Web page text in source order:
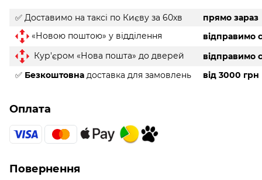
✅ Доставимо на таксі по Києву за 60хв
прямо зараз
«Новою поштою» у відділення
відправимо
Кур'єром «Нова пошта» до дверей
відправимо
✅ Безкоштовна доставка для замовлень від 3000 грн
Оплата
Повернення